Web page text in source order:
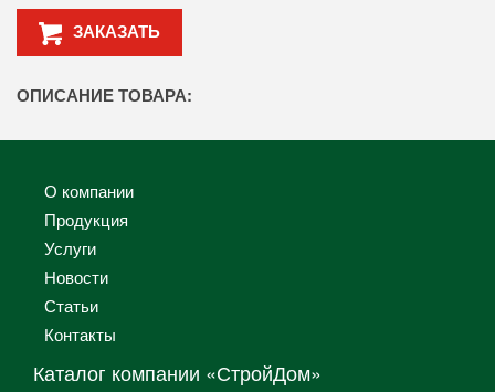
ЗАКАЗАТЬ
ОПИСАНИЕ ТОВАРА:
О компании
Продукция
Услуги
Новости
Статьи
Контакты
Каталог компании «СтройДом»